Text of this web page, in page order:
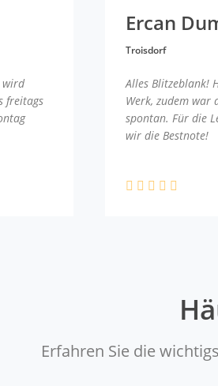
wird
freitags
Ercan
Troisdorf
Alles Blitzeblank!
Werk, zudem war
spontan. Für die
wir die Bestnote!
Erfahren Sie die